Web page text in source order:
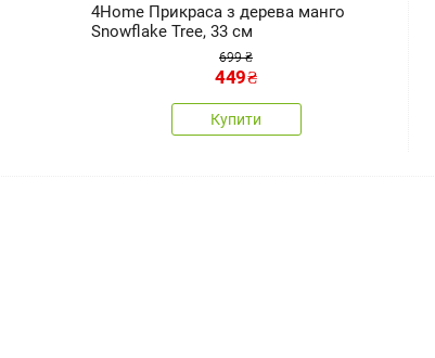
4Home Прикраса з дерева манго
Snowflake Tree, 33 см
699 ₴
449₴
Купити